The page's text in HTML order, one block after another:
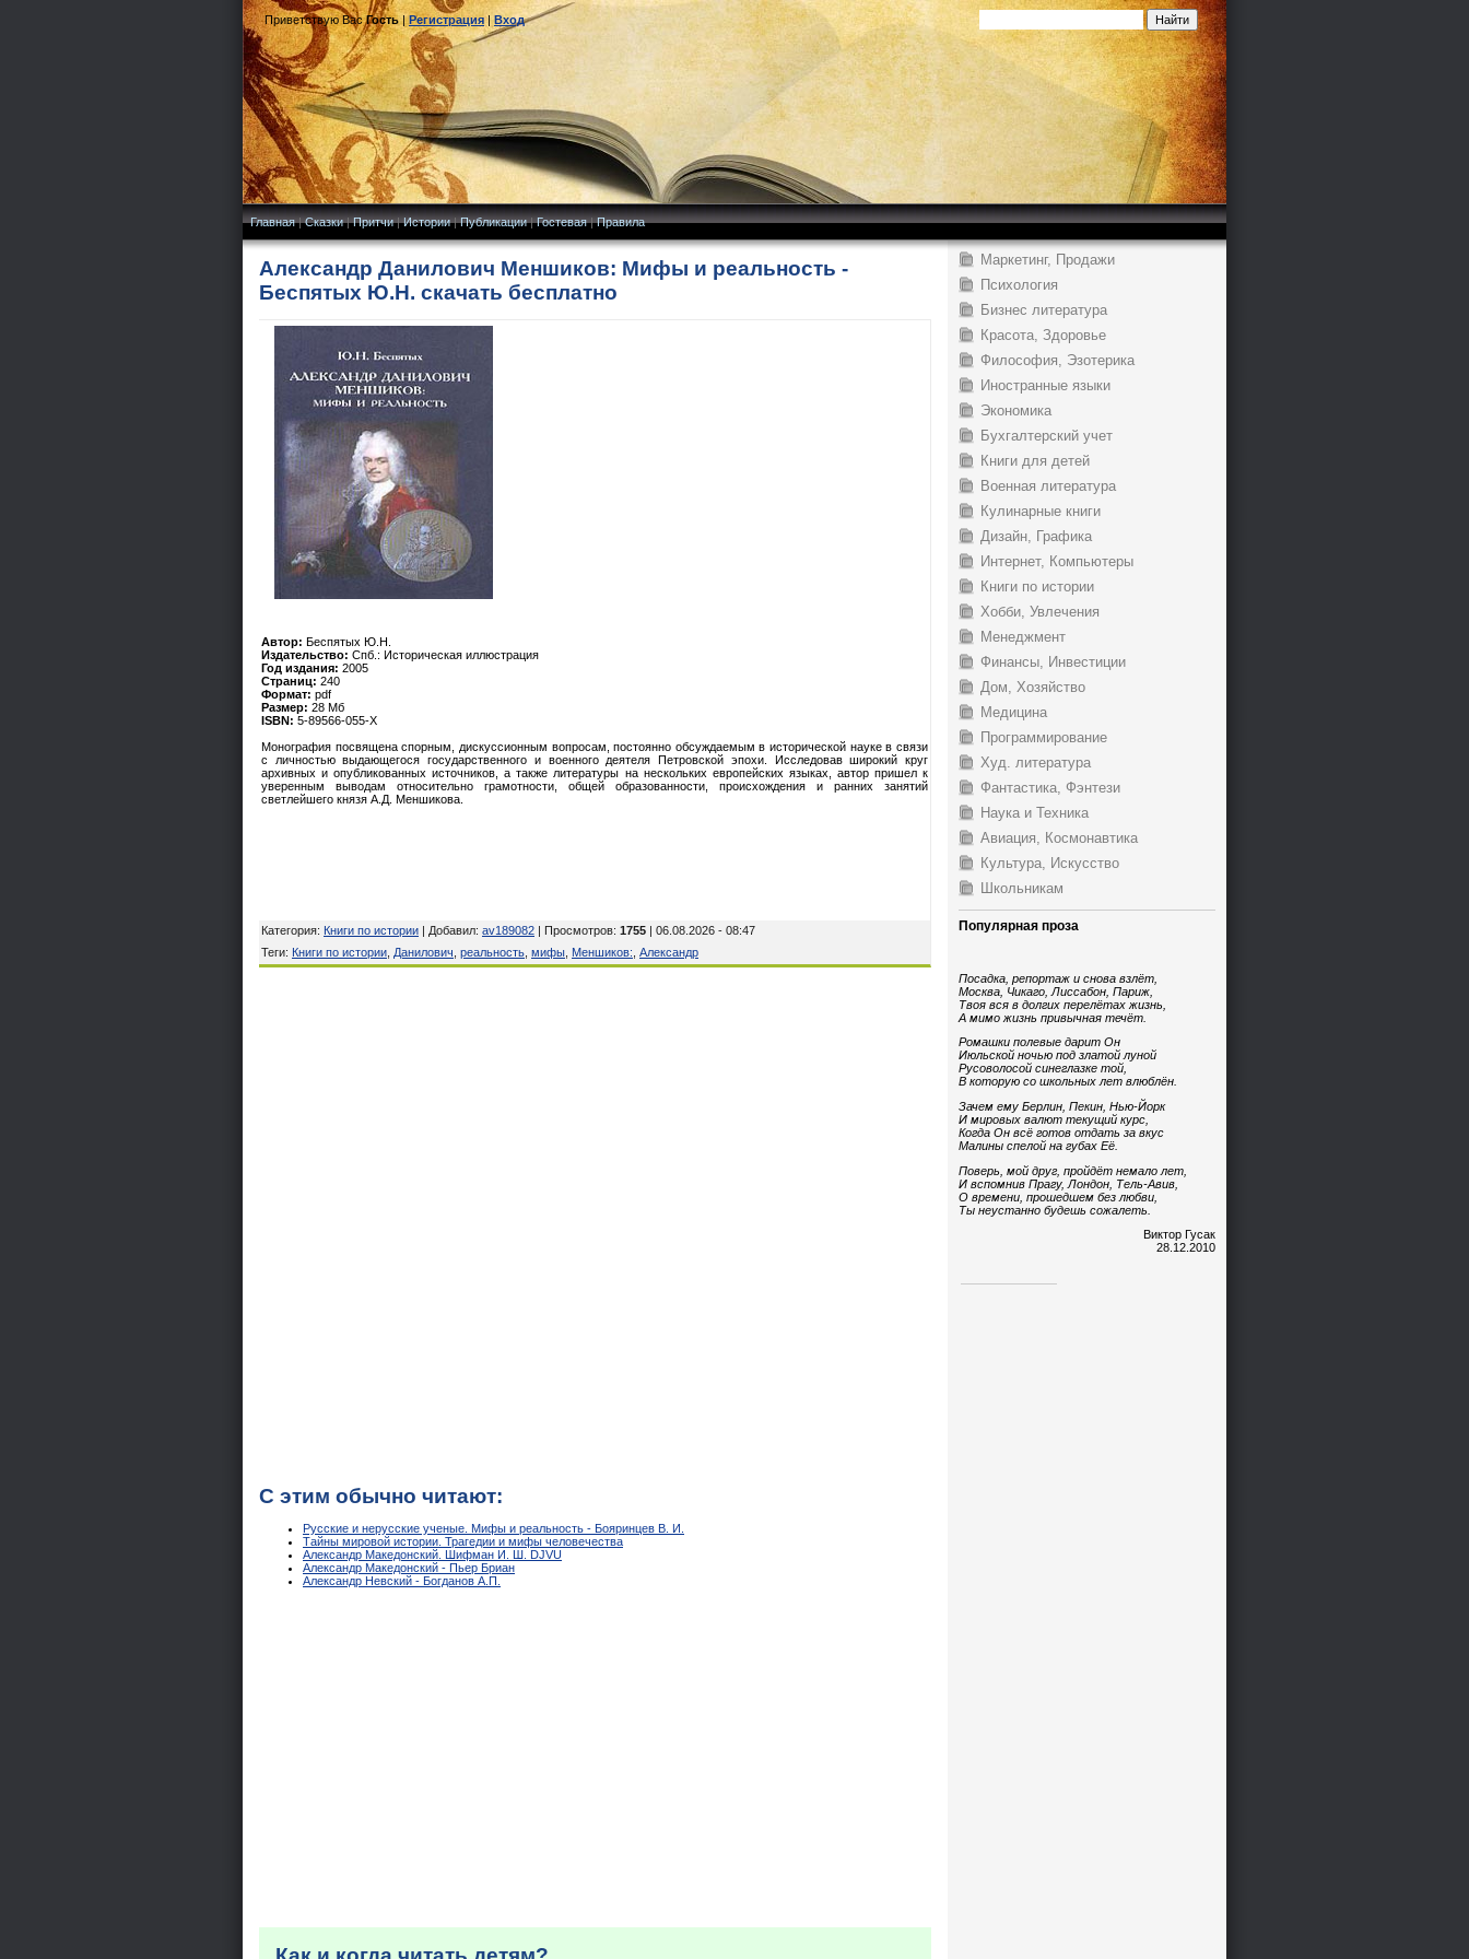
Приветствую Вас Гость|Регистрация|Вход
Главная|Сказки|Притчи|Истории|Публикации|Гостевая|Правила
Александр Данилович Меншиков: Мифы и реальность -
Беспятых Ю.Н. скачать бесплатно
Автор: Беспятых Ю.Н.
Издательство: Спб.: Историческая иллюстрация
Год издания: 2005
Страниц: 240
Формат: pdf
Размер: 28 Мб
ISBN: 5-89566-055-Х
Монография посвящена спорным, дискуссионным вопросам, постоянно обсуждаемым в исторической науке в связи
с личностью выдающегося государственного и военного деятеля Петровской эпохи. Исследовав широкий круг
архивных и опубликованных источников, а также литературы на нескольких европейских языках, автор пришел к
уверенным выводам относительно грамотности, общей образованности, происхождения и ранних занятий
светлейшего князя А.Д. Меншикова.
Категория: Книги по истории | Добавил: av189082 | Просмотров: 1755 | 06.08.2026 - 08:47
Теги: Книги по истории Данилович реальность мифы Меншиков: Александр
С этим обычно читают:
Русские и нерусские ученые. Мифы и реальность - Бояринцев В. И.
Тайны мировой истории. Трагедии и мифы человечества
Александр Македонский. Шифман И. Ш. DJVU
Александр Македонский - Пьер Бриан
Александр Невский - Богданов А.П.
Маркетинг, Продажи
Психология
Бизнес литература
Красота, Здоровье
Философия, Эзотерика
Иностранные языки
Экономика
Бухгалтерский учет
Книги для детей
Военная литература
Кулинарные книги
Дизайн, Графика
Интернет, Компьютеры
Книги по истории
Хобби, Увлечения
Менеджмент
Финансы, Инвестиции
Дом, Хозяйство
Медицина
Программирование
Худ. литература
Фантастика, Фэнтези
Наука и Техника
Авиация, Космонавтика
Культура, Искусство
Школьникам
Популярная проза
Посадка, репортаж и снова взлёт,
Москва, Чикаго, Лиссабон, Париж,
Твоя вся в долгих перелётах жизнь,
А мимо жизнь привычная течёт.
Ромашки полевые дарит Он
Июльской ночью под златой луной
Русоволосой синеглазке той,
В которую со школьных лет влюблён.
Зачем ему Берлин, Пекин, Нью-Йорк
И мировых валют текущий курс,
Когда Он всё готов отдать за вкус
Малины спелой на губах Её.
Поверь, мой друг, пройдёт немало лет,
И вспомнив Прагу, Лондон, Тель-Авив,
О времени, прошедшем без любви,
Ты неустанно будешь сожалеть.
Виктор Гусак
28.12.2010